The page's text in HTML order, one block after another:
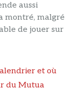
aussi
montré, malgré
de jouer sur
et où
du Mutua